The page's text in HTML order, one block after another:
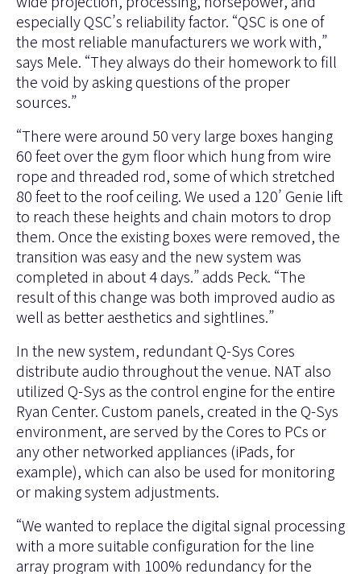
especially QSC’s reliability factor. “QSC is one of
the most reliable manufacturers we work with,”
says Mele. “They always do their homework to fill
the void by asking questions of the proper
sources.”
“There were around 50 very large boxes hanging
60 feet over the gym floor which hung from wire
rope and threaded rod, some of which stretched
80 feet to the roof ceiling. We used a 120’ Genie lift
to reach these heights and chain motors to drop
them. Once the existing boxes were removed, the
transition was easy and the new system was
completed in about 4 days.” adds Peck. “The
result of this change was both improved audio as
well as better aesthetics and sightlines.”
In the new system, redundant Q-Sys Cores
distribute audio throughout the venue. NAT also
utilized Q-Sys as the control engine for the entire
Ryan Center. Custom panels, created in the Q-Sys
environment, are served by the Cores to PCs or
any other networked appliances (iPads, for
example), which can also be used for monitoring
or making system adjustments.
“We wanted to replace the digital signal processing
with a more suitable configuration for the line
array program with 100% redundancy for the